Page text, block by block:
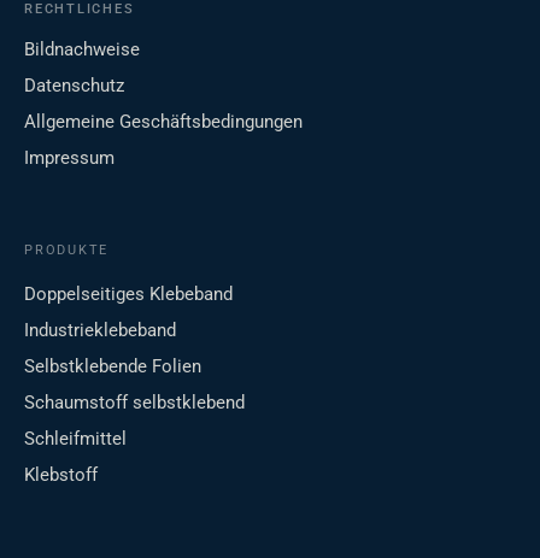
RECHTLICHES
Bildnachweise
Datenschutz
Allgemeine Geschäftsbedingungen
Impressum
PRODUKTE
Doppelseitiges Klebeband
Industrieklebeband
Selbstklebende Folien
Schaumstoff selbstklebend
Schleifmittel
Klebstoff